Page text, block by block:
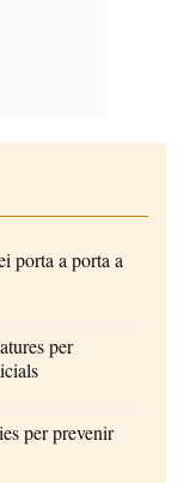
porta a porta a
per
per prevenir